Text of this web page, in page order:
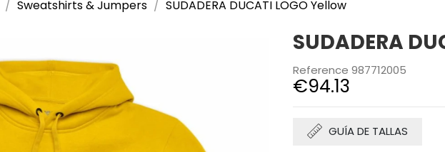
Sweatshirts & Jumpers SUDADERA DUCATI LOGO Yellow
SUDADERA
Reference 987712005
€94.13
GUÍA DE TALLAS